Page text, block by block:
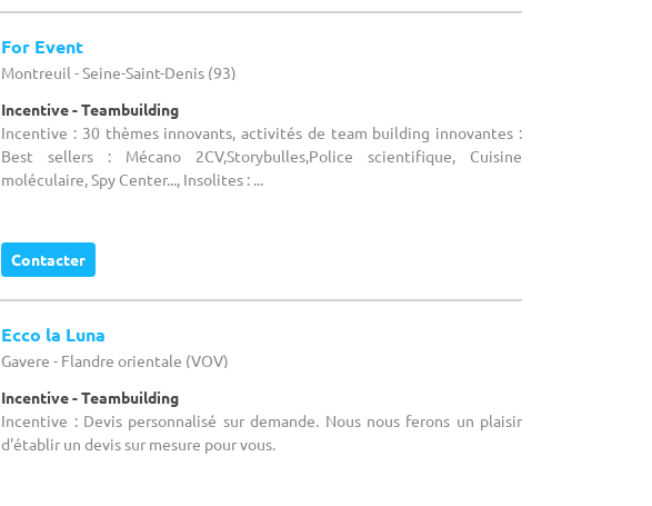
For Event
Montreuil - Seine-Saint-Denis (93)
Incentive - Teambuilding
Incentive : 30 thèmes innovants, activités de team building innovantes :
Best sellers : Mécano 2CV,Storybulles,Police scientifique, Cuisine
moléculaire, Spy Center..., Insolites : ...
Contacter
Ecco la Luna
Gavere - Flandre orientale (VOV)
Incentive - Teambuilding
Incentive : Devis personnalisé sur demande. Nous nous ferons un plaisir
d'établir un devis sur mesure pour vous.